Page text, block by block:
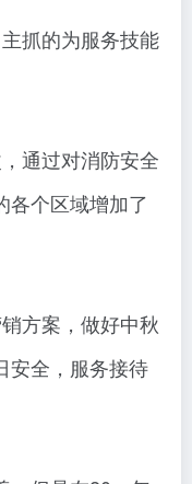
抓的为服务技能
通过对消防安全
各个区域增加了
方案，做好中秋
安全，服务接待